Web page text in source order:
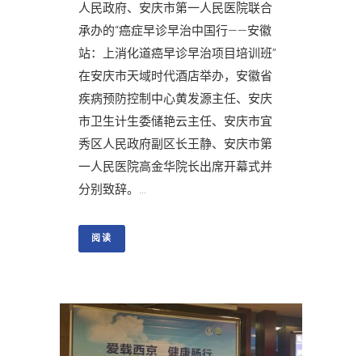
人民政府、安庆市第一人民医院联合
承办的“癌症早诊早治中国行——安徽
站：上消化道癌早诊早治项目培训班”
在安庆市天域时代酒店举办，安徽省
疾病预防控制中心黄发源主任、安庆
市卫生计生委储艳云主任、安庆市宜
秀区人民政府副区长王静、安庆市第
一人民医院高金华院长出席开幕式并
分别致辞。...
阅读